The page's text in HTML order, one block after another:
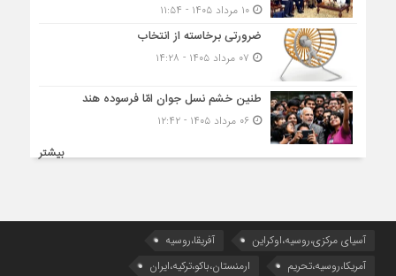
۱۰ مرداد ۱۴۰۵ - ۱۱:۵۴
ضرورتی برخاسته از انتخاب
طنین خشم نسل جوان امّا فرسوده هند
۰۶ مرداد ۱۴۰۵ - ۱۲:۴۲
بیشتر
آسیای مرکزی،روسیه،اوکراین
آفریقا،روسیه
آمریکا،روسیه،تحریم
ارمنستان،باکو،ترکیه،ایران